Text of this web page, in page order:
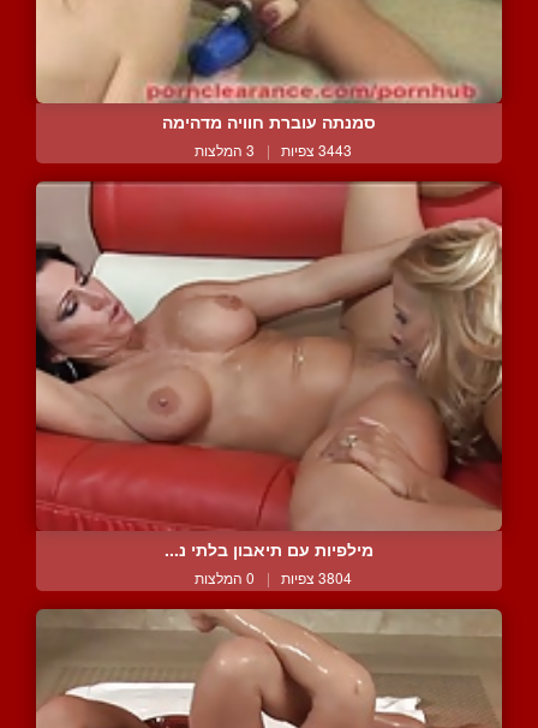
סמנתה עוברת חוויה מדהימה
3443 צפיות | 3 המלצות
מילפיות עם תיאבון בלתי נ...
3804 צפיות | 0 המלצות